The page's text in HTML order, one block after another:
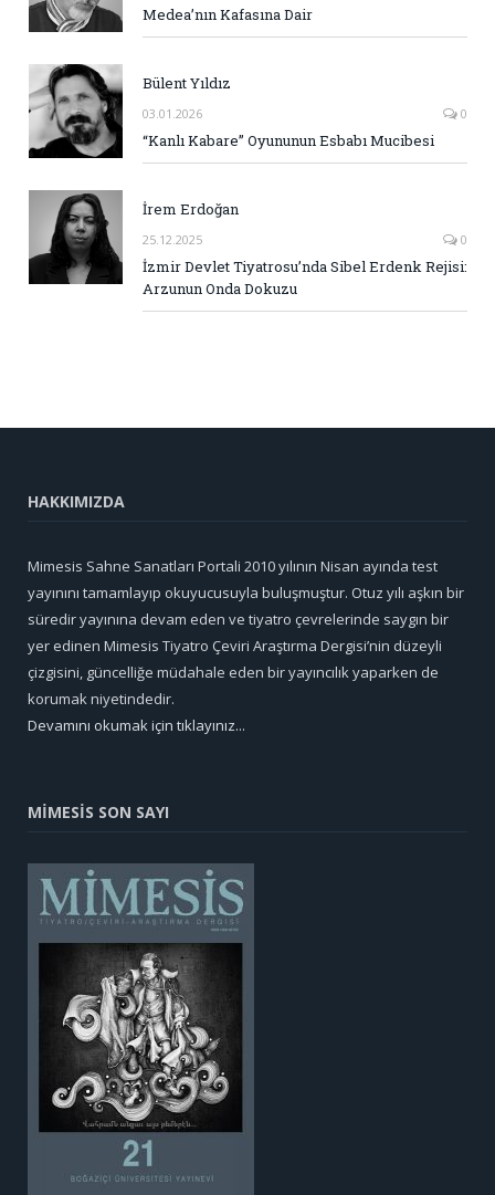
Medea’nın Kafasına Dair
Bülent Yıldız
03.01.2026 0
“Kanlı Kabare” Oyununun Esbabı Mucibesi
İrem Erdoğan
25.12.2025 0
İzmir Devlet Tiyatrosu’nda Sibel Erdenk Rejisi:
Arzunun Onda Dokuzu
HAKKIMIZDA
Mimesis Sahne Sanatları Portali 2010 yılının Nisan ayında test
yayınını tamamlayıp okuyucusuyla buluşmuştur. Otuz yılı aşkın bir
süredir yayınına devam eden ve tiyatro çevrelerinde saygın bir
yer edinen Mimesis Tiyatro Çeviri Araştırma Dergisi’nin düzeyli
çizgisini, güncelliğe müdahale eden bir yayıncılık yaparken de
korumak niyetindedir.
Devamını okumak için tıklayınız...
MİMESİS SON SAYI